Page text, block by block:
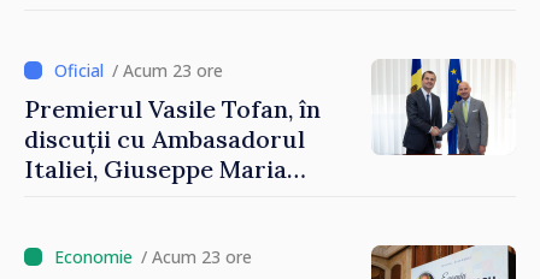
/ Acum 23 ore
Premierul Vasile Tofan, în
discuții cu Ambasadorul
Italiei, Giuseppe Maria
/ Acum 23 ore